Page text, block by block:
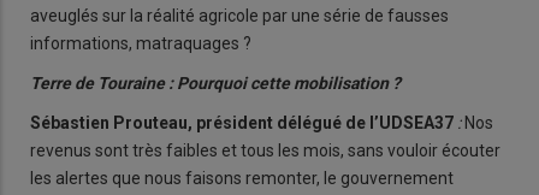
aveuglés sur la réalité agricole par une série de fausses
informations, matraquages ?
Terre de Touraine : Pourquoi cette mobilisation ?
Sébastien Prouteau, président délégué de l’UDSEA37 : Nos
revenus sont très faibles et tous les mois, sans vouloir écouter
les alertes que nous faisons remonter, le gouvernement